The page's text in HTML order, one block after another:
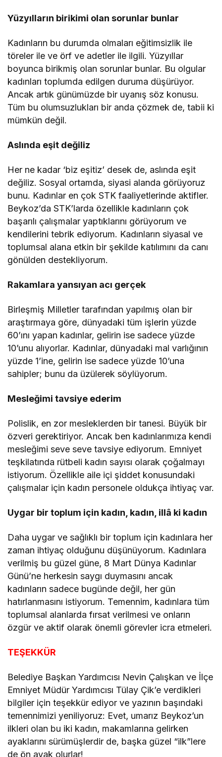
Yüzyılların birikimi olan sorunlar bunlar
Kadınların bu durumda olmaları eğitimsizlik ile
töreler ile ve örf ve adetler ile ilgili. Yüzyıllar
boyunca birikmiş olan sorunlar bunlar. Bu olgular
kadınları toplumda edilgen duruma düşürüyor.
Ancak artık günümüzde bir uyanış söz konusu.
Tüm bu olumsuzlukları bir anda çözmek de, tabii ki
mümkün değil.
Aslında eşit değiliz
Her ne kadar ‘biz eşitiz’ desek de, aslında eşit
değiliz. Sosyal ortamda, siyasi alanda görüyoruz
bunu. Kadınlar en çok STK faaliyetlerinde aktifler.
Beykoz’da STK’larda özellikle kadınların çok
başarılı çalışmalar yaptıklarını görüyorum ve
kendilerini tebrik ediyorum. Kadınların siyasal ve
toplumsal alana etkin bir şekilde katılımını da canı
gönülden destekliyorum.
Rakamlara yansıyan acı gerçek
Birleşmiş Milletler tarafından yapılmış olan bir
araştırmaya göre, dünyadaki tüm işlerin yüzde
60’ını yapan kadınlar, gelirin ise sadece yüzde
10’unu alıyorlar. Kadınlar, dünyadaki mal varlığının
yüzde 1’ine, gelirin ise sadece yüzde 10’una
sahipler; bunu da üzülerek söylüyorum.
Mesleğimi tavsiye ederim
Polislik, en zor mesleklerden bir tanesi. Büyük bir
özveri gerektiriyor. Ancak ben kadınlarımıza kendi
mesleğimi seve seve tavsiye ediyorum. Emniyet
teşkilatında rütbeli kadın sayısı olarak çoğalmayı
istiyorum. Özellikle aile içi şiddet konusundaki
çalışmalar için kadın personele oldukça ihtiyaç var.
Uygar bir toplum için kadın, kadın, illâ ki kadın
Daha uygar ve sağlıklı bir toplum için kadınlara her
zaman ihtiyaç olduğunu düşünüyorum. Kadınlara
verilmiş bu güzel güne, 8 Mart Dünya Kadınlar
Günü’ne herkesin saygı duymasını ancak
kadınların sadece bugünde değil, her gün
hatırlanmasını istiyorum. Temennim, kadınlara tüm
toplumsal alanlarda fırsat verilmesi ve onların
özgür ve aktif olarak önemli görevler icra etmeleri.
TEŞEKKÜR
Belediye Başkan Yardımcısı Nevin Çalışkan ve İlçe
Emniyet Müdür Yardımcısı Tülay Çik’e verdikleri
bilgiler için teşekkür ediyor ve yazının başındaki
temennimizi yeniliyoruz: Evet, umarız Beykoz’un
ilkleri olan bu iki kadın, makamlarına gelirken
ayaklarını sürümüşlerdir de, başka güzel “ilk”lere
de ön ayak olurlar!